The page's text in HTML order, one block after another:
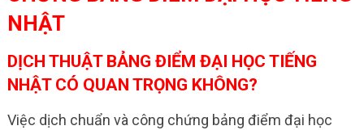
NHẬT
DỊCH THUẬT BẢNG ĐIỂM ĐẠI HỌC TIẾNG
NHẬT CÓ QUAN TRỌNG KHÔNG?
Việc dịch chuẩn và công chứng bảng điểm đại học